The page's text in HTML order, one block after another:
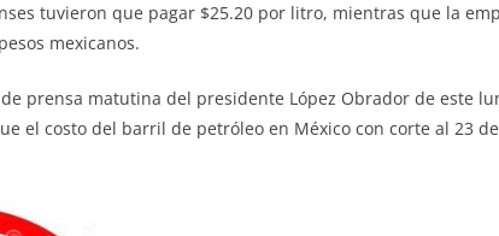
tuvieron que pagar $25.20 por litro, mientras que la
mexicanos.
prensa matutina del presidente López Obrador de este
el costo del barril de petróleo en México con corte al 23